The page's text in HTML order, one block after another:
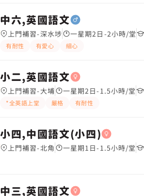
中六,英國語文
上門補習-深水埗 一星期2日-2小時/堂
有耐性 有愛心 細心
小二,英國語文
上門補習-大埔 一星期2日-1.5小時/堂
*全英語上堂 嚴格 有耐性
小四,中國語文(小四)
上門補習-北角 一星期1日-1.5小時/堂
中三,英國語文